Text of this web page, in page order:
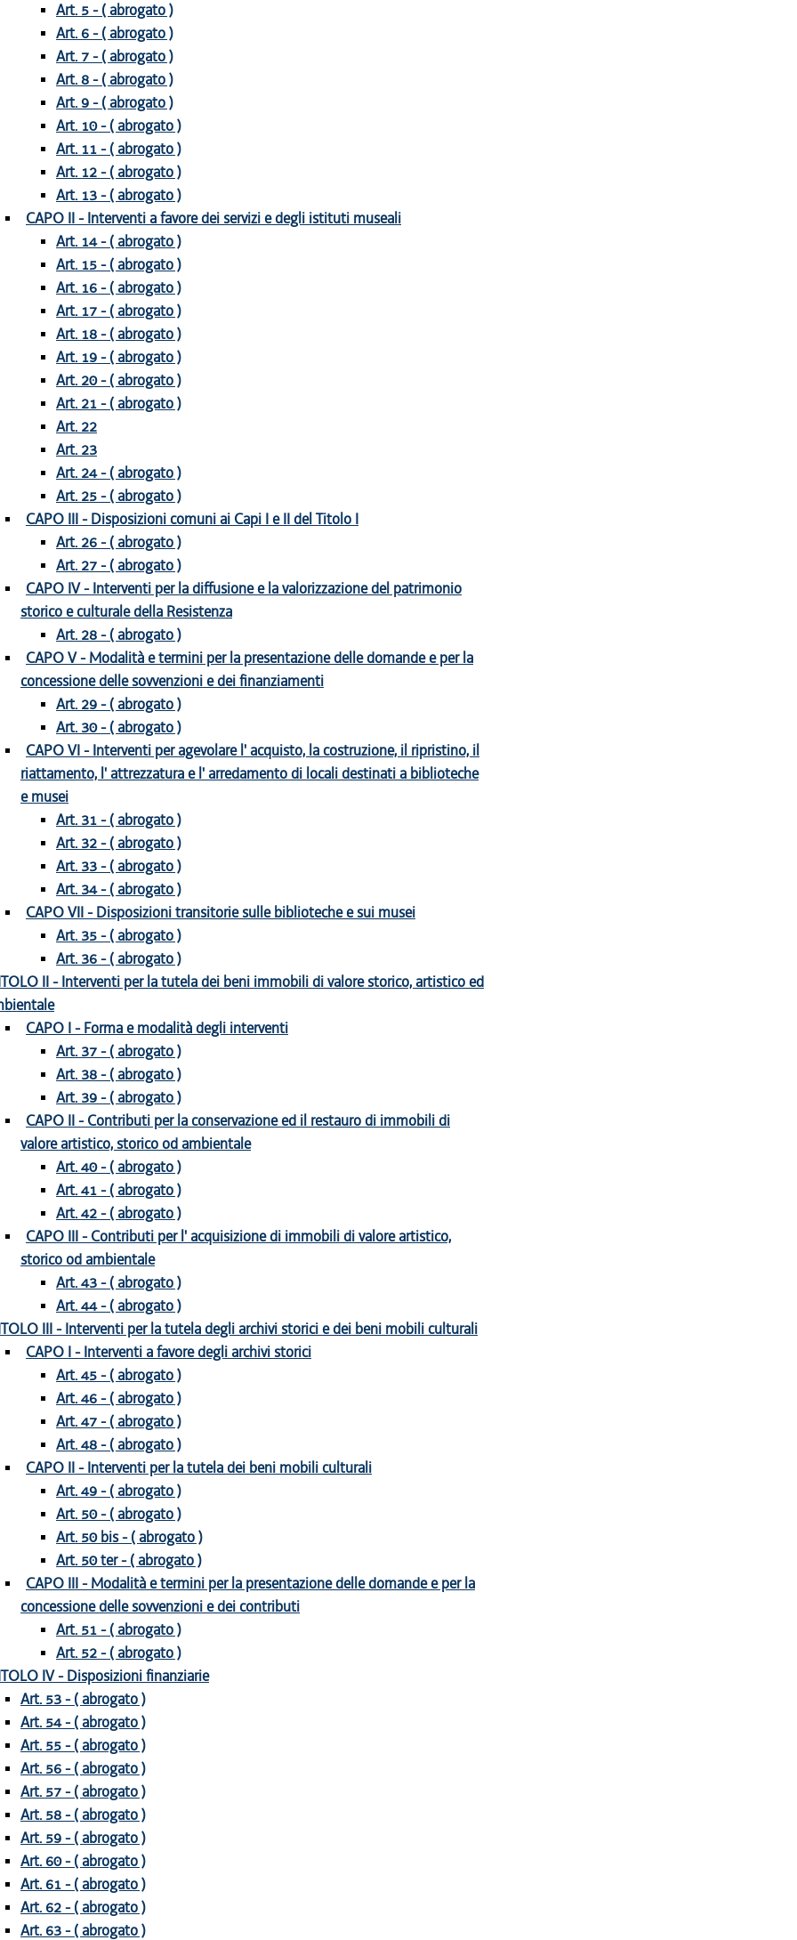
Art. 5 - ( abrogato )
Art. 6 - ( abrogato )
Art. 7 - ( abrogato )
Art. 8 - ( abrogato )
Art. 9 - ( abrogato )
Art. 10 - ( abrogato )
Art. 11 - ( abrogato )
Art. 12 - ( abrogato )
Art. 13 - ( abrogato )
CAPO II - Interventi a favore dei servizi e degli istituti museali
Art. 14 - ( abrogato )
Art. 15 - ( abrogato )
Art. 16 - ( abrogato )
Art. 17 - ( abrogato )
Art. 18 - ( abrogato )
Art. 19 - ( abrogato )
Art. 20 - ( abrogato )
Art. 21 - ( abrogato )
Art. 22
Art. 23
Art. 24 - ( abrogato )
Art. 25 - ( abrogato )
CAPO III - Disposizioni comuni ai Capi I e II del Titolo I
Art. 26 - ( abrogato )
Art. 27 - ( abrogato )
CAPO IV - Interventi per la diffusione e la valorizzazione del patrimonio
storico e culturale della Resistenza
Art. 28 - ( abrogato )
CAPO V - Modalità e termini per la presentazione delle domande e per la
concessione delle sovvenzioni e dei finanziamenti
Art. 29 - ( abrogato )
Art. 30 - ( abrogato )
CAPO VI - Interventi per agevolare l' acquisto, la costruzione, il ripristino, il
riattamento, l' attrezzatura e l' arredamento di locali destinati a biblioteche
e musei
Art. 31 - ( abrogato )
Art. 32 - ( abrogato )
Art. 33 - ( abrogato )
Art. 34 - ( abrogato )
CAPO VII - Disposizioni transitorie sulle biblioteche e sui musei
Art. 35 - ( abrogato )
Art. 36 - ( abrogato )
II - Interventi per la tutela dei beni immobili di valore storico, artistico ed
CAPO I - Forma e modalità degli interventi
Art. 37 - ( abrogato )
Art. 38 - ( abrogato )
Art. 39 - ( abrogato )
CAPO II - Contributi per la conservazione ed il restauro di immobili di
valore artistico, storico od ambientale
Art. 40 - ( abrogato )
Art. 41 - ( abrogato )
Art. 42 - ( abrogato )
CAPO III - Contributi per l' acquisizione di immobili di valore artistico,
storico od ambientale
Art. 43 - ( abrogato )
Art. 44 - ( abrogato )
III - Interventi per la tutela degli archivi storici e dei beni mobili culturali
CAPO I - Interventi a favore degli archivi storici
Art. 45 - ( abrogato )
Art. 46 - ( abrogato )
Art. 47 - ( abrogato )
Art. 48 - ( abrogato )
CAPO II - Interventi per la tutela dei beni mobili culturali
Art. 49 - ( abrogato )
Art. 50 - ( abrogato )
Art. 50 bis - ( abrogato )
Art. 50 ter - ( abrogato )
CAPO III - Modalità e termini per la presentazione delle domande e per la
concessione delle sovvenzioni e dei contributi
Art. 51 - ( abrogato )
Art. 52 - ( abrogato )
IV - Disposizioni finanziarie
Art. 53 - ( abrogato )
Art. 54 - ( abrogato )
Art. 55 - ( abrogato )
Art. 56 - ( abrogato )
Art. 57 - ( abrogato )
Art. 58 - ( abrogato )
Art. 59 - ( abrogato )
Art. 60 - ( abrogato )
Art. 61 - ( abrogato )
Art. 62 - ( abrogato )
Art. 63 - ( abrogato )